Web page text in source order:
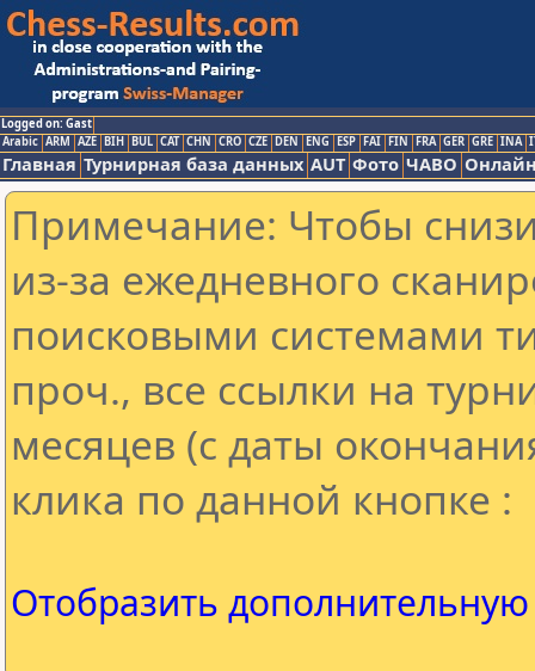
Logged on: Gast
Arabic ARM AZE BIH BUL CAT CHN CRO CZE DEN ENG ESP FAI FIN FRA GER GRE INA
Главная Турнирная база данных AUT Фото ЧАВО
Примечание: Чтобы
из-за ежедневного
поисковыми системами
проч., все ссылки на
месяцев (с даты
клика по данной кнопке :
Отобразить